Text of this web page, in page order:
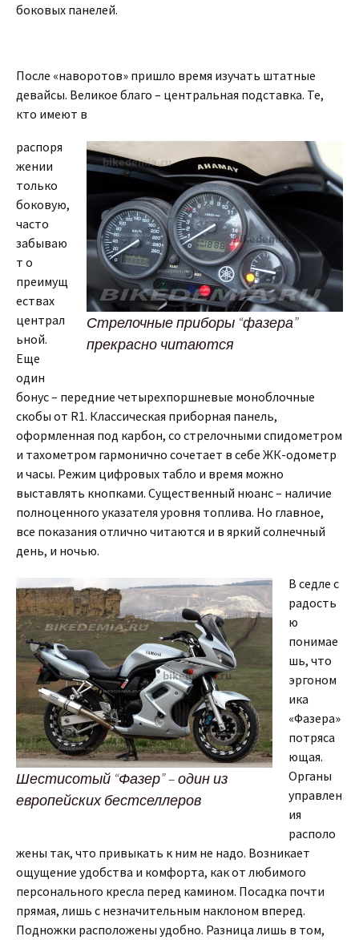
боковых панелей.
После «наворотов» пришло время изучать штатные
девайсы. Великое благо – центральная подставка. Те,
кто имеют в
Стрелочные приборы “фазера”
прекрасно читаются
распоря
жении
только
боковую,
часто
забываю
т о
преимущ
ествах
централ
ьной.
Еще
один
бонус – передние четырехпоршневые моноблочные
скобы от R1. Классическая приборная панель,
оформленная под карбон, со стрелочными спидометром
и тахометром гармонично сочетает в себе ЖК-одометр
и часы. Режим цифровых табло и время можно
выставлять кнопками. Существенный нюанс – наличие
полноценного указателя уровня топлива. Но главное,
все показания отлично читаются и в яркий солнечный
день, и ночью.
Шестисотый “Фазер” – один из
европейских бестселлеров
В седле с
радость
ю
понимае
шь, что
эргоном
ика
«Фазера»
потряса
ющая.
Органы
управлен
ия
располо
жены так, что привыкать к ним не надо. Возникает
ощущение удобства и комфорта, как от любимого
персонального кресла перед камином. Посадка почти
прямая, лишь с незначительным наклоном вперед.
Подножки расположены удобно. Разница лишь в том,